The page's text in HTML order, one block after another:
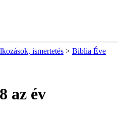
ismertetés > Biblia Éve
az év